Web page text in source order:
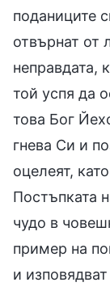
поданиците
отвърнат от
неправдата,
той успя да
това Бог
гнева Си и
оцелеят,
Постъпката
чудо в
пример на
и